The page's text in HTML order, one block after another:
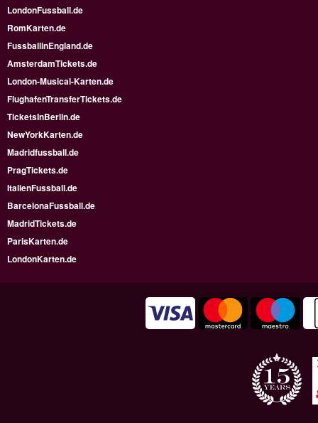
LondonFussball.de
RomKarten.de
FussballinEngland.de
AmsterdamTickets.de
London-Musical-Karten.de
FlughafenTransferTickets.de
TicketsInBerlin.de
NewYorkKarten.de
Madridfussball.de
PragTickets.de
ItalienFussball.de
BarcelonaFussball.de
MadridTickets.de
ParisKarten.de
LondonKarten.de